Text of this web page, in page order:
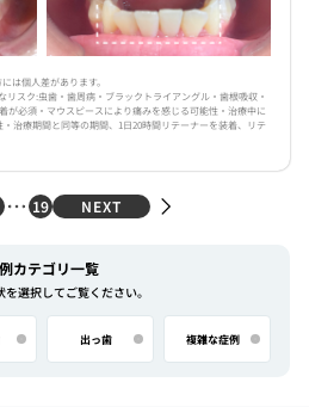
は個人差があります。
スク:虫歯・歯周病・ブラックトライアングル・歯根吸収・
が必須・マウスピースにより痛みを感じる可能性・治療中に
治療期間と同等の期間、1日20時間リテーナーを装着、リテ
19 NEXT
カテゴリ一覧
選択してご覧ください。
出っ歯 複雑な症例